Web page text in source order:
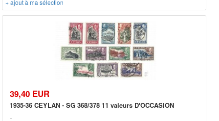
+ ajout à ma sélection
39,40 EUR
1935-36 CEYLAN - SG 368/378 11 valeurs D'OCCASION